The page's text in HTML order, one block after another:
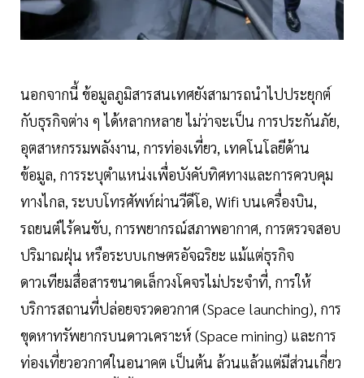
นอกจากนี้ ข้อมูลภูมิสารสนเทศยังสามารถนำไปประยุกต์
กับธุรกิจต่าง ๆ ได้หลากหลาย ไม่ว่าจะเป็น การประกันภัย,
อุตสาหกรรมพลังงาน, การท่องเที่ยว, เทคโนโลยีด้าน
ข้อมูล, การระบุตำแหน่งเพื่อบังคับทิศทางและการควบคุม
ทางไกล, ระบบโทรศัพท์ผ่านวีดีโอ, Wifi บนเครื่องบิน,
รถยนต์ไร้คนขับ, การพยากรณ์สภาพอากาศ, การตรวจสอบ
ปริมาณฝุ่น หรือระบบเกษตรอัจฉริยะ แม้แต่ธุรกิจ
ดาวเทียมสื่อสารขนาดเล็กวงโคจรไม่ประจำที่, การให้
บริการสถานที่ปล่อยจรวดอวกาศ (Space launching), การ
ขุดหาทรัพยากรบนดาวเคราะห์ (Space mining) และการ
ท่องเที่ยวอวกาศในอนาคต เป็นต้น ล้วนแล้วแต่มีส่วนเกี่ยว